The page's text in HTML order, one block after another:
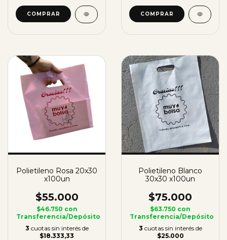
Polietileno Rosa 20x30
x100un
$55.000
$46.750 con
Transferencia/Depósito
3 cuotas sin interés de
$18.333,33
Polietileno Blanco
30x30 x100un
$75.000
$63.750 con
Transferencia/Depósito
3 cuotas sin interés de
$25.000